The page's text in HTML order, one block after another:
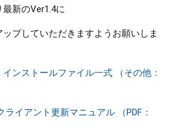
新のVer1.4に
ていただきますようお願いしま
インストールファイル一式 （その他：
ライアント更新マニュアル （PDF：